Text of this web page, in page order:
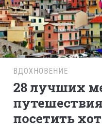
ВДОХНОВЕНИЕ
28 лучших
посетить